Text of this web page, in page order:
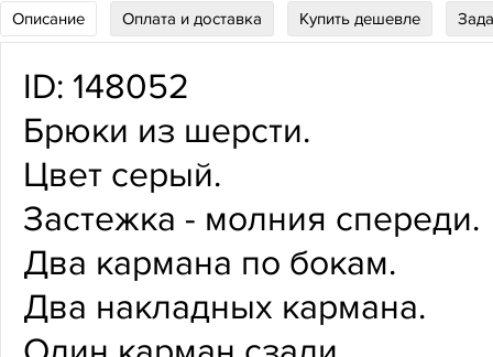
Описание Оплата и доставка Купить дешевле
ID: 148052
Брюки из шерсти.
Цвет серый.
Застежка - молния спереди.
Два кармана по бокам.
Два накладных кармана.